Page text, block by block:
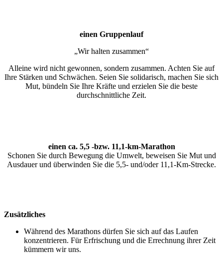
einen Gruppenlauf
„Wir halten zusammen“
Alleine wird nicht gewonnen, sondern zusammen. Achten Sie auf
Ihre Stärken und Schwächen. Seien Sie solidarisch, machen Sie sich
Mut, bündeln Sie Ihre Kräfte und erzielen Sie die beste
durchschnittliche Zeit.
einen ca. 5,5 -bzw. 11,1-km-Marathon
Schonen Sie durch Bewegung die Umwelt, beweisen Sie Mut und
Ausdauer und überwinden Sie die 5,5- und/oder 11,1-Km-Strecke.
Zusätzliches
Während des Marathons dürfen Sie sich auf das Laufen
konzentrieren. Für Erfrischung und die Errechnung ihrer Zeit
kümmern wir uns.